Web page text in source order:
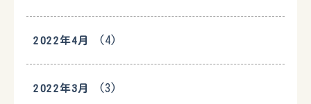
2022年4月 (4)
2022年3月 (3)